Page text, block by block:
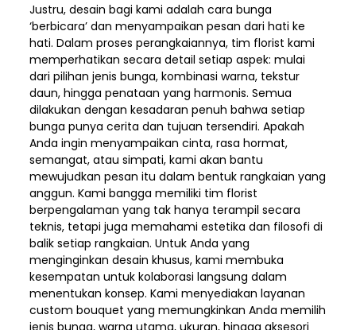
Justru, desain bagi kami adalah cara bunga
‘berbicara’ dan menyampaikan pesan dari hati ke
hati. Dalam proses perangkaiannya, tim florist kami
memperhatikan secara detail setiap aspek: mulai
dari pilihan jenis bunga, kombinasi warna, tekstur
daun, hingga penataan yang harmonis. Semua
dilakukan dengan kesadaran penuh bahwa setiap
bunga punya cerita dan tujuan tersendiri. Apakah
Anda ingin menyampaikan cinta, rasa hormat,
semangat, atau simpati, kami akan bantu
mewujudkan pesan itu dalam bentuk rangkaian yang
anggun. Kami bangga memiliki tim florist
berpengalaman yang tak hanya terampil secara
teknis, tetapi juga memahami estetika dan filosofi di
balik setiap rangkaian. Untuk Anda yang
menginginkan desain khusus, kami membuka
kesempatan untuk kolaborasi langsung dalam
menentukan konsep. Kami menyediakan layanan
custom bouquet yang memungkinkan Anda memilih